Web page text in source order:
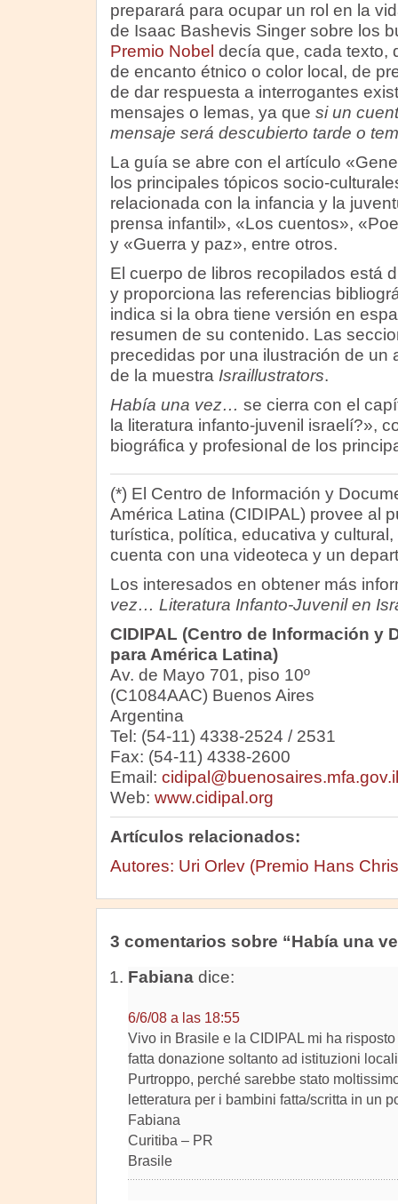
preparará para ocupar un rol en la
de Isaac Bashevis Singer sobre los
Premio Nobel decía que, cada texto,
de encanto étnico o color local, de
de dar respuesta a interrogantes
mensajes o lemas, ya que si un
mensaje será descubierto tarde o
La guía se abre con el artículo
los principales tópicos socio-
relacionada con la infancia y la
prensa infantil», «Los cuentos»,
y «Guerra y paz», entre otros.
El cuerpo de libros recopilados está
y proporciona las referencias
indica si la obra tiene versión en
resumen de su contenido. Las
precedidas por una ilustración de un
de la muestra Israillustrators.
Había una vez… se cierra con el
la literatura infanto-juvenil israelí?»,
biográfica y profesional de los
(*) El Centro de Información y
América Latina (CIDIPAL) provee al
turística, política, educativa y
cuenta con una videoteca y un
Los interesados en obtener más
vez… Literatura Infanto-Juvenil en
CIDIPAL (Centro de Información y
para América Latina)
Av. de Mayo 701, piso 10º
(C1084AAC) Buenos Aires
Argentina
Tel: (54-11) 4338-2524 / 2531
Fax: (54-11) 4338-2600
Email: cidipal@buenosaires.mfa.gov.il
Web: www.cidipal.org
Artículos relacionados:
Autores: Uri Orlev (Premio Hans
3 comentarios sobre “Había una
Fabianadice:
6/6/08 a las 18:55
Vivo in Brasile e la CIDIPAL mi ha
fatta donazione soltanto ad istituzioni
Purtroppo, perché sarebbe stato
letteratura per i bambini fatta/scritta in un
Fabiana
Curitiba – PR
Brasile